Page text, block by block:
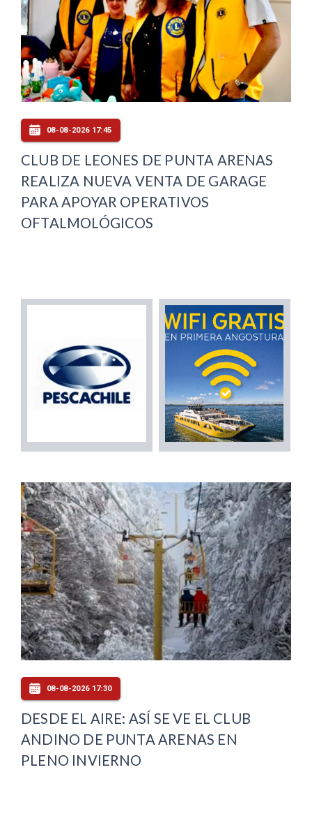
08-08-2026 17:45
CLUB DE LEONES DE PUNTA ARENAS
REALIZA NUEVA VENTA DE GARAGE
PARA APOYAR OPERATIVOS
OFTALMOLÓGICOS
08-08-2026 17:30
DESDE EL AIRE: ASÍ SE VE EL CLUB
ANDINO DE PUNTA ARENAS EN
PLENO INVIERNO